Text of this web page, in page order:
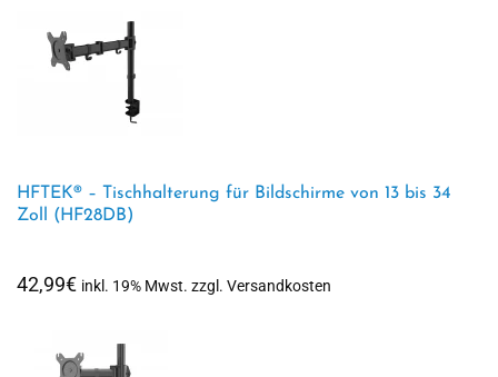
HFTEK® – Tischhalterung für Bildschirme von 13 bis 34
Zoll (HF28DB)
42,99€ inkl. 19% Mwst. zzgl. Versandkosten